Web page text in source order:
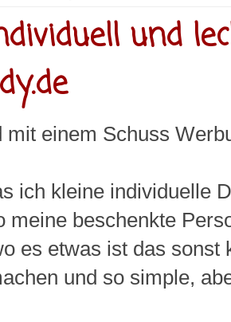
und
mit einem Schuss
ich kleine individuelle
meine beschenkte
es etwas ist das
und so simple,